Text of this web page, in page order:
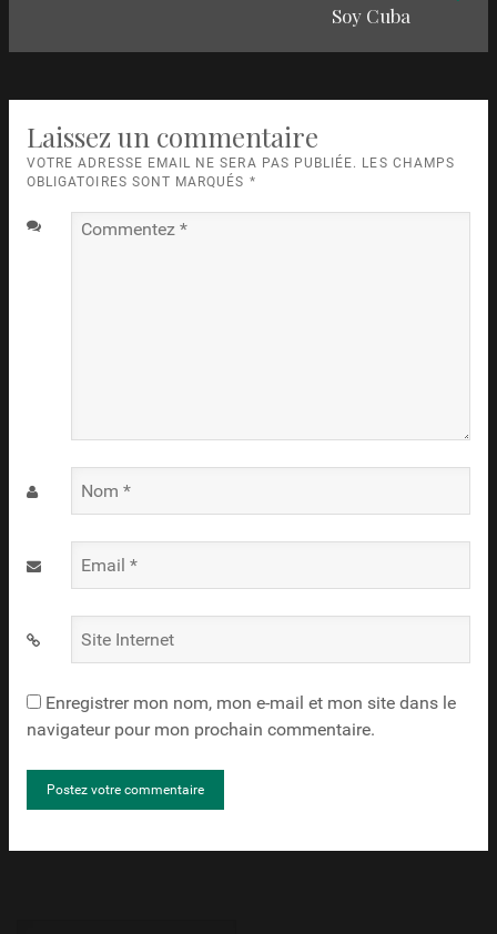
Soy Cuba
Laissez un commentaire
VOTRE ADRESSE EMAIL NE SERA PAS PUBLIÉE. LES CHAMPS
OBLIGATOIRES SONT MARQUÉS *
Commentez
Nom
Email
Site
Internet
Enregistrer mon nom, mon e-mail et mon site dans le
navigateur pour mon prochain commentaire.